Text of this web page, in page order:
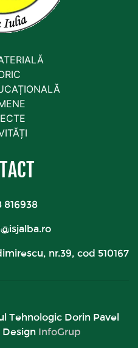
816938
nr.39, cod 510167
Tehnologic Dorin Pavel
InfoGrup